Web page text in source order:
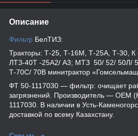
Описание
Фильтр БелТИЗ:
Тракторы: Т-25, Т-16М, Т-25А, Т-30, К
ЛТЗ-40Т -25А2/ А3; МТЗ 50/ 52/ 50Л/
Т-70С/ 70В минитрактор
ФТ 50-1117030 — фильтр: очищает
загрязнений. Производитель — OEM
1117030. В наличии в Усть-
доставкой по всему Казахстану.